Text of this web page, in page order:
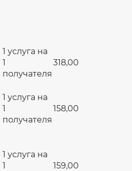
1 услуга на
1
получателя
318,00
1 услуга на
1
получателя
158,00
1 услуга на
1
159,00